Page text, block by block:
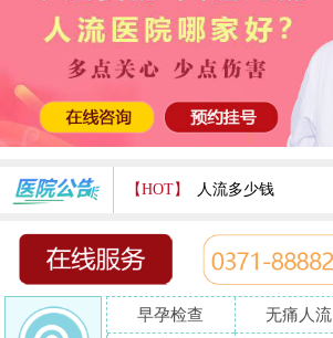
【HOT】 人流多少钱
打胎费用多少
人流医院哪家好
哪家人流专业
早孕检查 无痛人流